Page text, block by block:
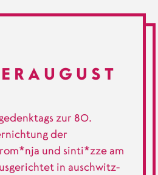
R A U G U S T
zur 80.
der
und sinti*zze am
in auschwitz-